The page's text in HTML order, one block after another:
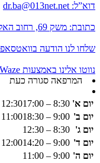
דוא”ל: dr.ba@013net.net
כתובת: משק 69, רחוב האלון, מושב מאור
שלחו לנו הודעה
נווטו אלינו באמצעות Waze:
המרפאה סגורה כעת
יום א' 8:30 – 12:30
17:00 – 19:00
יום ב' 9:00 – 11:00
18:30 – 20:00
יום ג' 8:30 – 12:30
יום ד' 9:00 – 12:00
14:20 – 18:30
יום ה' 9:00 – 11:00